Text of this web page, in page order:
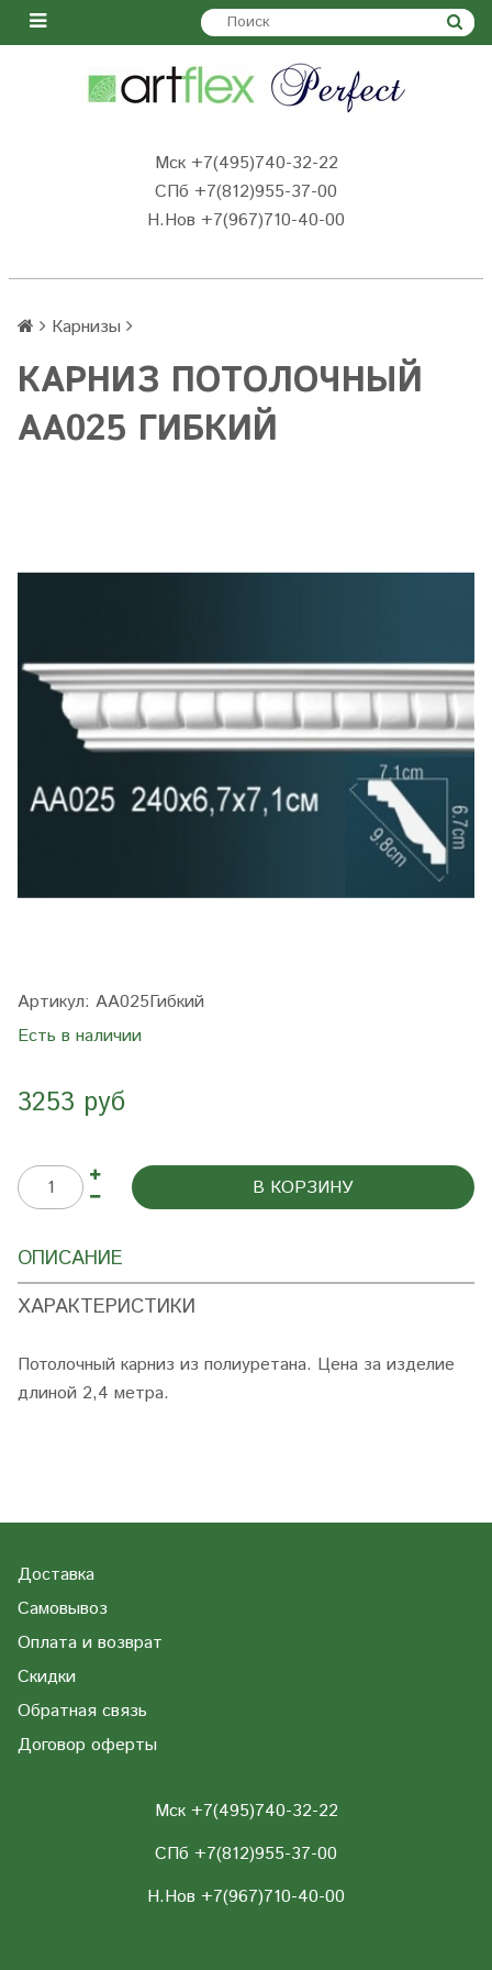
Мск +7(495)740-32-22
СПб +7(812)955-37-00
Н.Нов +7(967)710-40-00
Карнизы
КАРНИЗ ПОТОЛОЧНЫЙ
AA025 ГИБКИЙ
Артикул: AA025Гибкий
Есть в наличии
3253 руб
В КОРЗИНУ
ОПИСАНИЕ
ХАРАКТЕРИСТИКИ
Потолочный карниз из полиуретана. Цена за изделие
длиной 2,4 метра.
Доставка
Самовывоз
Оплата и возврат
Скидки
Обратная связь
Договор оферты
Мск +7(495)740-32-22
СПб +7(812)955-37-00
Н.Нов +7(967)710-40-00